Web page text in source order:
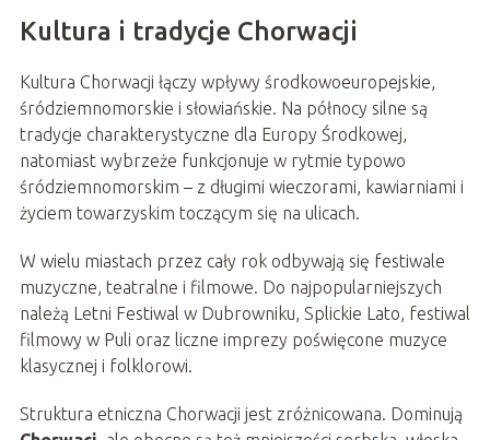
Kultura i tradycje Chorwacji
Kultura Chorwacji łączy wpływy środkowoeuropejskie,
śródziemnomorskie i słowiańskie. Na północy silne są
tradycje charakterystyczne dla Europy Środkowej,
natomiast wybrzeże funkcjonuje w rytmie typowo
śródziemnomorskim – z długimi wieczorami, kawiarniami i
życiem towarzyskim toczącym się na ulicach.
W wielu miastach przez cały rok odbywają się festiwale
muzyczne, teatralne i filmowe. Do najpopularniejszych
należą Letni Festiwal w Dubrowniku, Splickie Lato, festiwal
filmowy w Puli oraz liczne imprezy poświęcone muzyce
klasycznej i folklorowi.
Struktura etniczna Chorwacji jest zróżnicowana. Dominują